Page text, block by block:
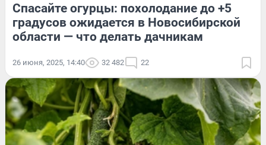
Спасайте огурцы: похолодание до +5
градусов ожидается в Новосибирской
области — что делать дачникам
26 июня, 2025, 14:40 32 482 22